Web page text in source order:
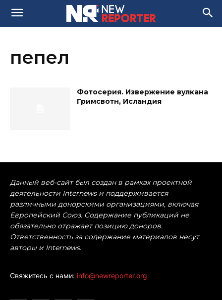
пепел
Фотосерия. Извержение вулкана
Гримсвотн, Исландия
Данный веб-сайт был создан в рамках проектной
деятельности Internews и поддерживается
различными донорскими организациями, включая
Европейский Союз. Содержание публикаций не
обязательно отражает позицию доноров.
Ответственность за содержание материалов несут
авторы и Internews.
Свяжитесь с нами: info@newreporter.org